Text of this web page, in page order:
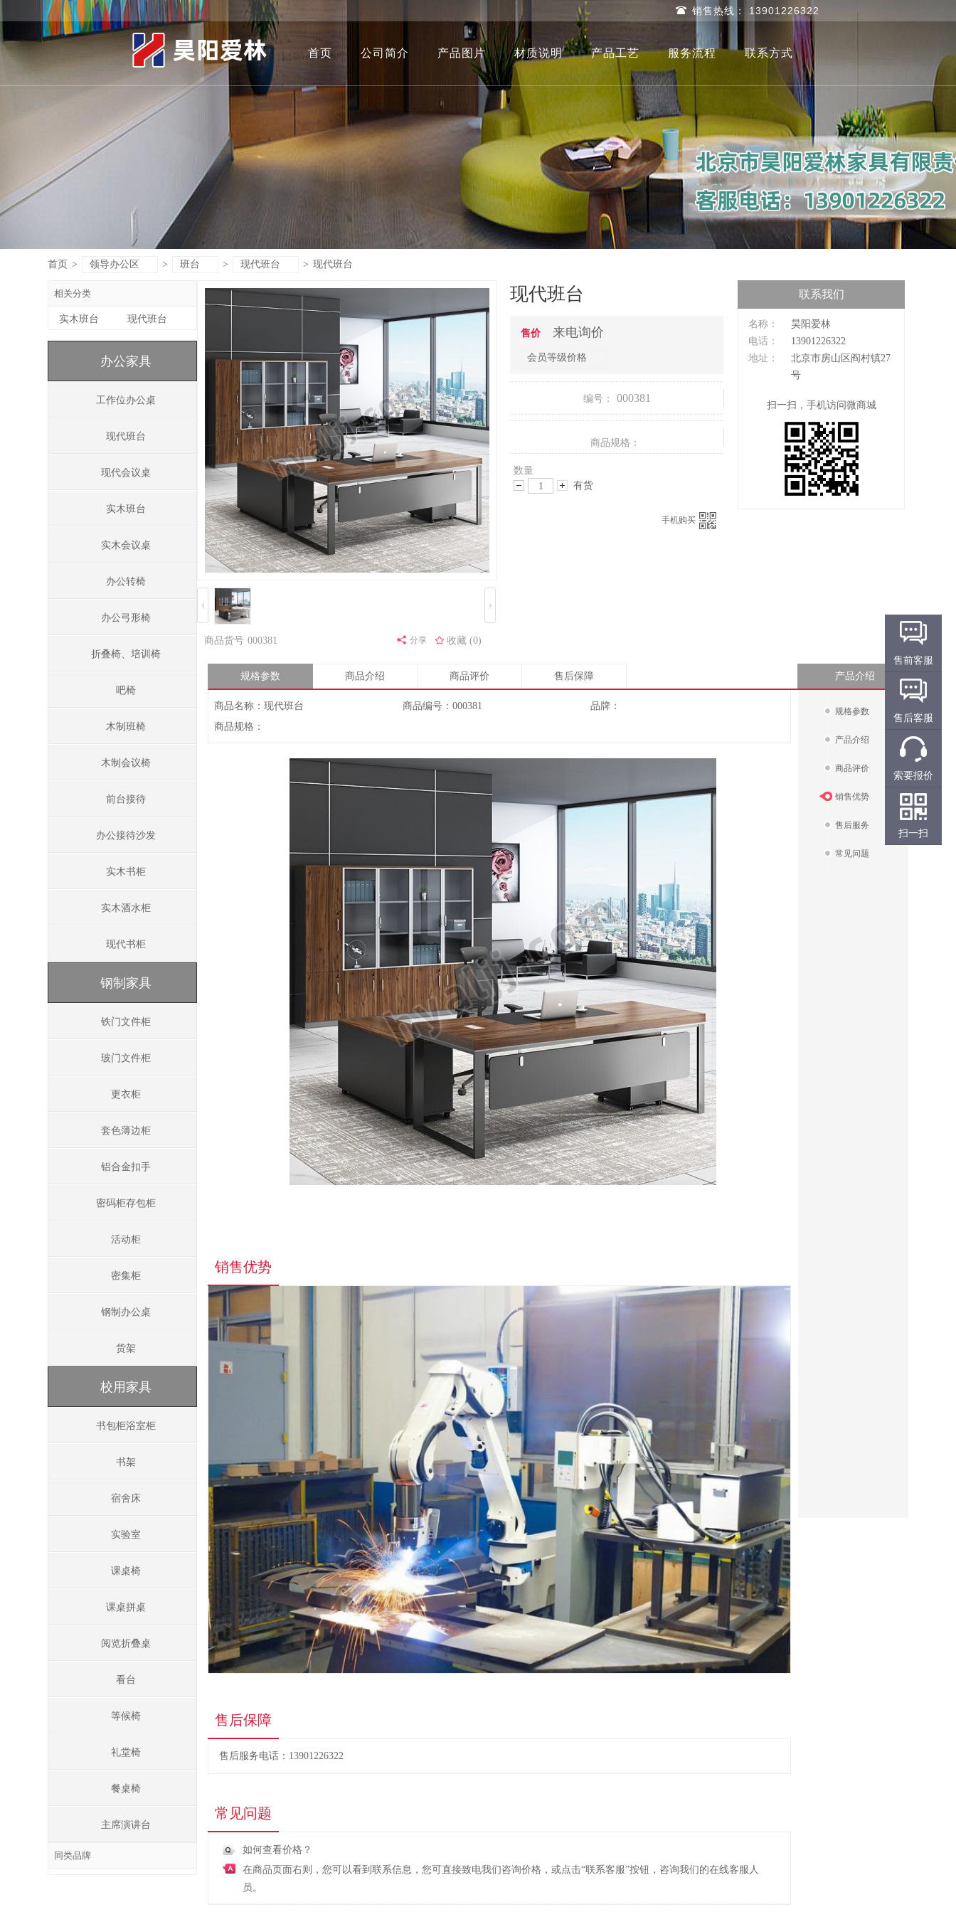
销售热线： 13901226322
首页 公司简介 产品图片 材质说明 产品工艺 服务流程 联系方式
首页 > 领导办公区 > 班台 > 现代班台 > 现代班台
相关分类
实木班台 现代班台
办公家具
工作位办公桌
现代班台
现代会议桌
实木班台
实木会议桌
办公转椅
办公弓形椅
折叠椅、培训椅
吧椅
木制班椅
木制会议椅
前台接待
办公接待沙发
实木书柜
实木酒水柜
现代书柜
钢制家具
铁门文件柜
玻门文件柜
更衣柜
套色薄边柜
铝合金扣手
密码柜存包柜
活动柜
密集柜
钢制办公桌
货架
校用家具
书包柜浴室柜
书架
宿舍床
实验室
课桌椅
课桌拼桌
阅览折叠桌
看台
等候椅
礼堂椅
餐桌椅
主席演讲台
同类品牌
商品货号 000381 收藏 (0)
分享
现代班台
售价 来电询价
会员等级价格
编号： 000381
商品规格：
数量
有货
手机购买
联系我们
名称：
昊阳爱林
电话：
13901226322
地址：
北京市房山区阎村镇27
号
扫一扫，手机访问微商城
规格参数 商品介绍 商品评价 售后保障 产品介绍
规格参数
产品介绍
商品评价
销售优势
售后服务
常见问题
商品名称：现代班台 商品编号：000381
品牌：
商品规格：
销售优势
售后保障
售后服务电话：13901226322
常见问题
如何查看价格？
在商品页面右则，您可以看到联系信息，您可直接致电我们咨询价格，或点击“联系客服”按钮，咨询我们的在线客服人
员。
售前客服
售后客服
索要报价
扫一扫